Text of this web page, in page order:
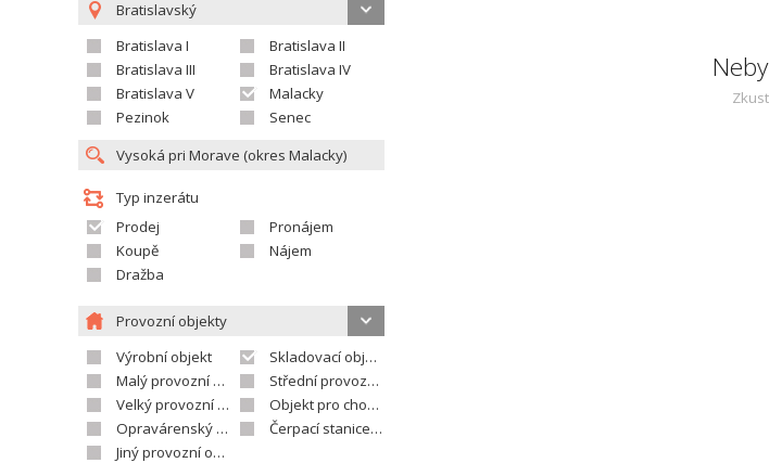
Bratislavský
Bratislava I
Bratislava II
Bratislava III
Bratislava IV
Bratislava V
Malacky
Pezinok
Senec
Typ inzerátu
Prodej
Pronájem
Koupě
Nájem
Dražba
Provozní objekty
Výrobní objekt
Skladovací objekt
Malý provozní areál
Střední provozní areál
Velký provozní areál
Objekt pro chov zvířat
Opravárenský objekt
Čerpací stanice PHM
Jiný provozní objekt